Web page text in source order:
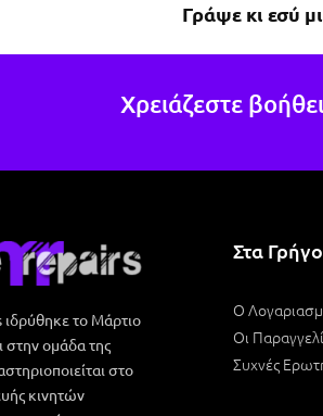
άλλο
Γράψε κι εσύ
Χρειάζεστε
το Μάρτιο
στην ομάδα της
στο
κινητών
Στα
Ο
Οι
Συχνές